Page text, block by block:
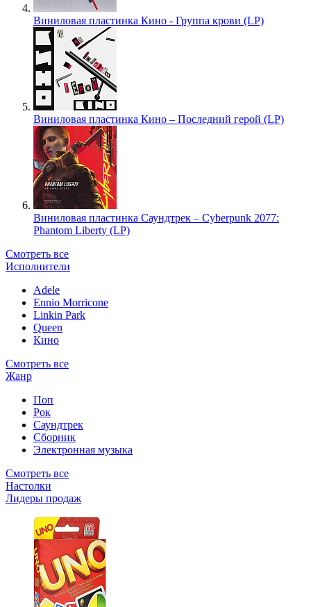
Виниловая пластинка Кино - Группа крови (LP)
Виниловая пластинка Кино – Последний герой (LP)
Виниловая пластинка Саундтрек – Cyberpunk 2077:
Phantom Liberty (LP)
Смотреть все
Исполнители
Adele
Ennio Morricone
Linkin Park
Queen
Кино
Смотреть все
Жанр
Поп
Рок
Саундтрек
Сборник
Электронная музыка
Смотреть все
Настолки
Лидеры продаж